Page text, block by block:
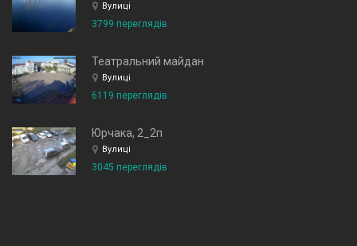
Вулиці
3799 переглядів
Театральний майдан
Вулиці
6119 переглядів
Юрчака, 2_2п
Вулиці
3045 переглядів